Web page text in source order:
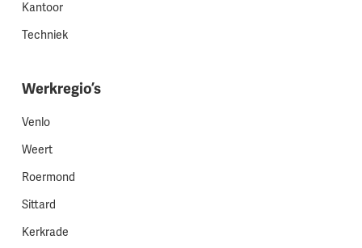
Kantoor
Techniek
Werkregio’s
Venlo
Weert
Roermond
Sittard
Kerkrade